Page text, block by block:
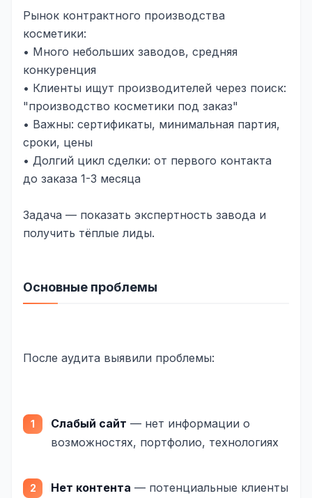
SEO для интернет-магазина
+ ещё 6 услуг
SMM
ВКонтакте
Instagram
Telegram
YouTube
TikTok
EMAIL-МАРКЕТИНГ
Персонализация
Продающие тексты
Рынок контрактного производства
косметики:
• Много небольших заводов, средняя
конкуренция
• Клиенты ищут производителей через поиск:
"производство косметики под заказ"
• Важны: сертификаты, минимальная партия,
сроки, цены
• Долгий цикл сделки: от первого контакта
до заказа 1-3 месяца
Задача — показать экспертность завода и
получить тёплые лиды.
Основные проблемы
После аудита выявили проблемы:
Слабый сайт — нет информации о
возможностях, портфолио, технологиях
Нет контента — потенциальные клиенты